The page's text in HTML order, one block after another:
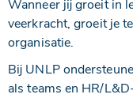
Wanneer jij groeit in
veerkracht, groeit je
organisatie.
Bij UNLP
als teams en HR/